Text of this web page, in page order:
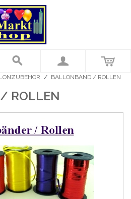
/ BALLONBAND / ROLLEN
ROLLEN